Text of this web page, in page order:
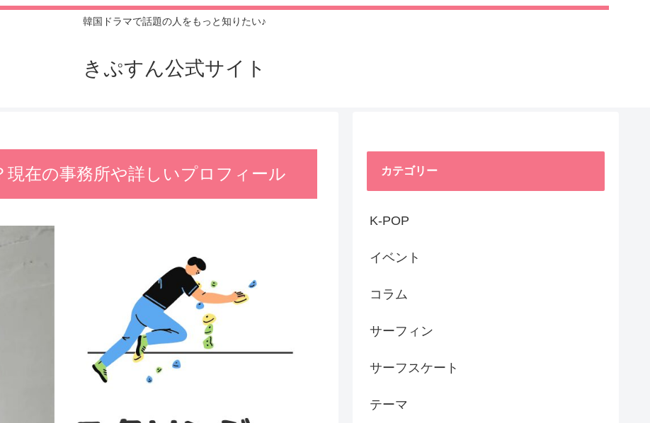
韓国ドラマで話題の人をもっと知りたい♪
きぷすん公式サイト
在の事務所や詳しいプロフィール カテゴリー
K-POP
イベント
コラム
サーフィン
サーフスケート
テーマ